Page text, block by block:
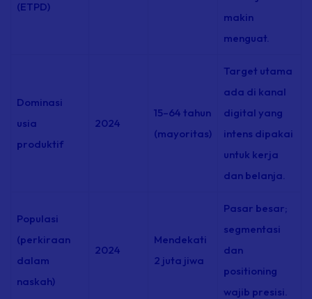
(ETPD)
makin
menguat.
Dominasi
usia
produktif
2024
15–64 tahun
(mayoritas)
Target utama
ada di kanal
digital yang
intens dipakai
untuk kerja
dan belanja.
Populasi
(perkiraan
dalam
naskah)
2024
Mendekati
2 juta jiwa
Pasar besar;
segmentasi
dan
positioning
wajib presisi.